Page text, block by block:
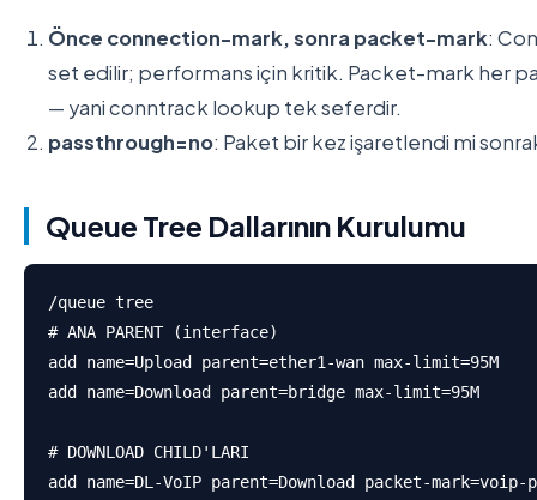
Önce connection-mark, sonra packet-mark:
set edilir; performans için kritik. Packet-mark her
— yani conntrack lookup tek seferdir.
passthrough=no: Paket bir kez işaretlendi mi
Queue Tree Dallarının Kurulumu
/queue tree
# ANA PARENT (interface)
add name=Upload parent=ether1-wan max-limit=95M
add name=Download parent=bridge max-limit=95M
# DOWNLOAD CHILD'LARI
add name=DL-VoIP parent=Download packet-